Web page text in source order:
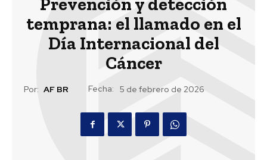
temprana: el llamado en el
Día Internacional del
Cáncer
Por: AF BR Fecha: 5 de febrero de 2026